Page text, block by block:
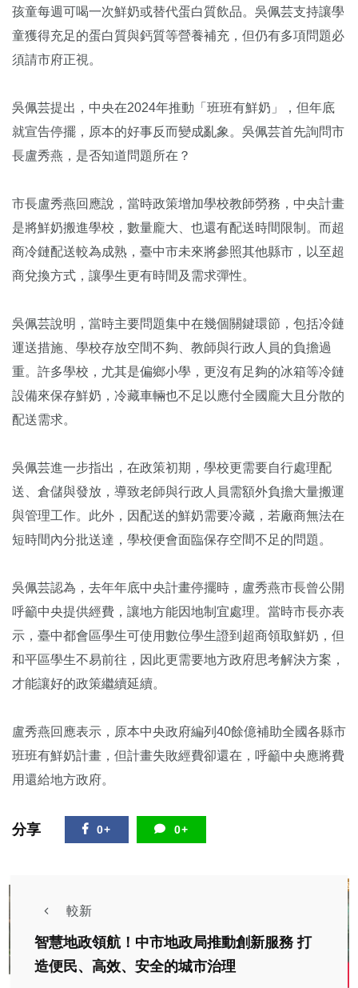
孩童每週可喝一次鮮奶或替代蛋白質飲品。吳佩芸支持讓學
童獲得充足的蛋白質與鈣質等營養補充，但仍有多項問題必
須請市府正視。
吳佩芸提出，中央在2024年推動「班班有鮮奶」，但年底
就宣告停擺，原本的好事反而變成亂象。吳佩芸首先詢問市
長盧秀燕，是否知道問題所在？
市長盧秀燕回應說，當時政策增加學校教師勞務，中央計畫
是將鮮奶搬進學校，數量龐大、也還有配送時間限制。而超
商冷鏈配送較為成熟，臺中市未來將參照其他縣市，以至超
商兌換方式，讓學生更有時間及需求彈性。
吳佩芸說明，當時主要問題集中在幾個關鍵環節，包括冷鏈
運送措施、學校存放空間不夠、教師與行政人員的負擔過
重。許多學校，尤其是偏鄉小學，更沒有足夠的冰箱等冷鏈
設備來保存鮮奶，冷藏車輛也不足以應付全國龐大且分散的
配送需求。
吳佩芸進一步指出，在政策初期，學校更需要自行處理配
送、倉儲與發放，導致老師與行政人員需額外負擔大量搬運
與管理工作。此外，因配送的鮮奶需要冷藏，若廠商無法在
短時間內分批送達，學校便會面臨保存空間不足的問題。
吳佩芸認為，去年年底中央計畫停擺時，盧秀燕市長曾公開
呼籲中央提供經費，讓地方能因地制宜處理。當時市長亦表
示，臺中都會區學生可使用數位學生證到超商領取鮮奶，但
和平區學生不易前往，因此更需要地方政府思考解決方案，
才能讓好的政策繼續延續。
盧秀燕回應表示，原本中央政府編列40餘億補助全國各縣市
班班有鮮奶計畫，但計畫失敗經費卻還在，呼籲中央應將費
用還給地方政府。
分享 0+ 0+
較新
智慧地政領航！中市地政局推動創新服務 打
造便民、高效、安全的城市治理